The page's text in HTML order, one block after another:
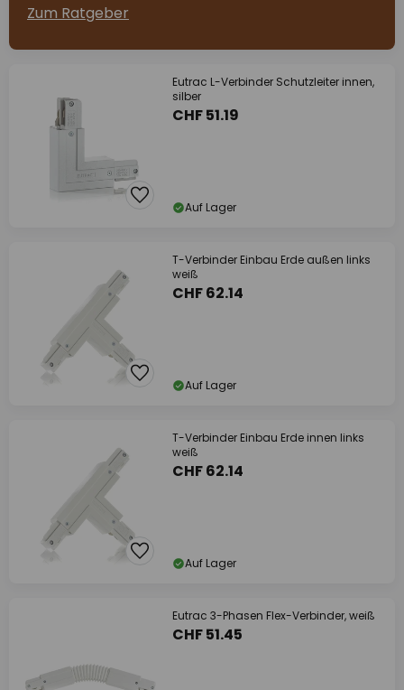
Zum Ratgeber
Eutrac L-Verbinder Schutzleiter innen,
silber
CHF 51.19
Auf Lager
T-Verbinder Einbau Erde außen links
weiß
CHF 62.14
Auf Lager
T-Verbinder Einbau Erde innen links
weiß
CHF 62.14
Auf Lager
Eutrac 3-Phasen Flex-Verbinder, weiß
CHF 51.45